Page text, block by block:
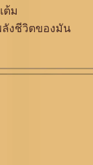
ต้ม
งชีวิตของมัน